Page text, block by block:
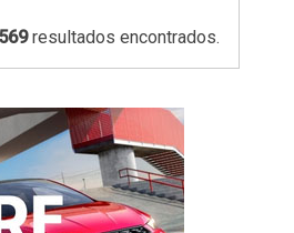
569resultados encontrados.